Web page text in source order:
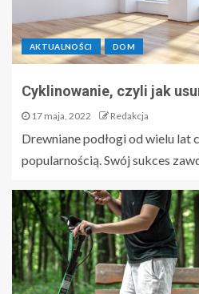
AKTUALNOŚCI DOM
Cyklinowanie, czyli jak
17 maja, 2022 Redakcja
Drewniane podłogi od wielu lat
popularnością. Swój sukces